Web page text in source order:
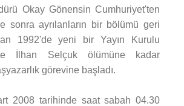
Okay Gönensin Cumhuriyet'ten
sonra ayrılanların bir bölümü geri
1992'de yeni bir Yayın Kurulu
İlhan Selçuk ölümüne kadar
görevine başladı.
2008 tarihinde saat sabah 04.30